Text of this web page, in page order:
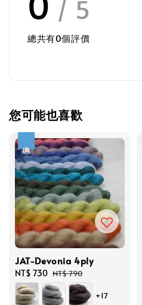
/ 5
總共有0個評價
您可能也喜歡
JAT-Devonia 4ply
Sale
price
NT$ 730 Regular
price
NT$ 790
+17